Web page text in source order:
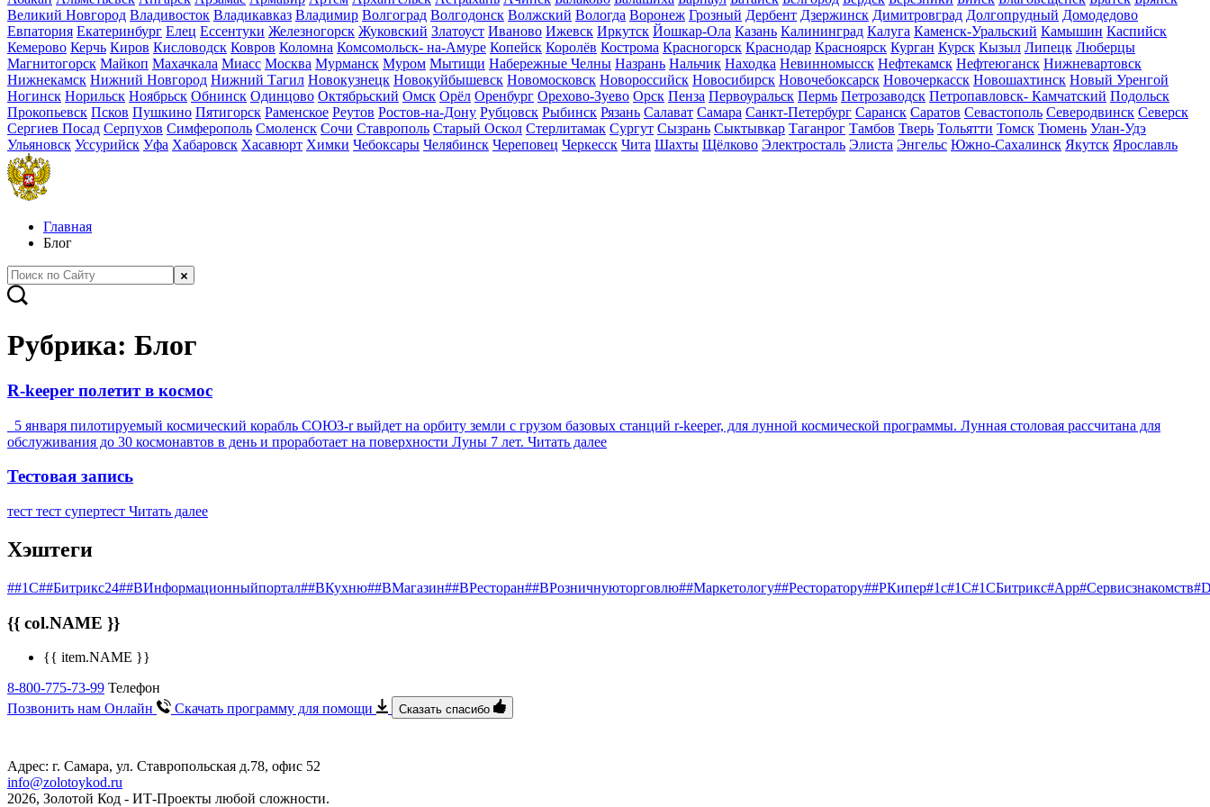
Великий Новгород Владивосток Владикавказ Владимир Волгоград Волгодонск Волжский Вологда Воронеж Грозный Дербент Дзержинск Димитровград Долгопрудный Домодедово
Евпатория Екатеринбург Елец Ессентуки Железногорск Жуковский Златоуст Иваново Ижевск Иркутск Йошкар-Ола Казань Калининград Калуга Каменск-Уральский Камышин Каспийск
Кемерово Керчь Киров Кисловодск Ковров Коломна Комсомольск- на-Амуре Копейск Королёв Кострома Красногорск Краснодар Красноярск Курган Курск Кызыл Липецк Люберцы
Магнитогорск Майкоп Махачкала Миасс Москва Мурманск Муром Мытищи Набережные Челны Назрань Нальчик Находка Невинномысск Нефтекамск Нефтеюганск Нижневартовск
Нижнекамск Нижний Новгород Нижний Тагил Новокузнецк Новокуйбышевск Новомосковск Новороссийск Новосибирск Новочебоксарск Новочеркасск Новошахтинск Новый Уренгой
Ногинск Норильск Ноябрьск Обнинск Одинцово Октябрьский Омск Орёл Оренбург Орехово-Зуево Орск Пенза Первоуральск Пермь Петрозаводск Петропавловск- Камчатский Подольск
Прокопьевск Псков Пушкино Пятигорск Раменское Реутов Ростов-на-Дону Рубцовск Рыбинск Рязань Салават Самара Санкт-Петербург Саранск Саратов Севастополь Северодвинск Северск
Сергиев Посад Серпухов Симферополь Смоленск Сочи Ставрополь Старый Оскол Стерлитамак Сургут Сызрань Сыктывкар Таганрог Тамбов Тверь Тольятти Томск Тюмень Улан-Удэ
Ульяновск Уссурийск Уфа Хабаровск Хасавюрт Химки Чебоксары Челябинск Череповец Черкесск Чита Шахты Щёлково Электросталь Элиста Энгельс Южно-Сахалинск Якутск Ярославль
Главная
Блог
Рубрика: Блог
R-keeper полетит в космос
5 января пилотируемый космический корабль СОЮЗ-r выйдет на орбиту земли с грузом базовых станций r-keeper, для лунной космической программы. Лунная столовая рассчитана для
обслуживания до 30 космонавтов в день и проработает на поверхности Луны 7 лет. Читать далее
Тестовая запись
тест тест супертест Читать далее
Хэштеги
##1С##Битрикс24##ВИнформационныйпортал##ВКухню##ВМагазин##ВРесторан##ВРозничнуюторговлю##Маркетологу##Ресторатору##РКипер#1c#1С#1СБитрикс#App#Cервисзнакомств
{{ col.NAME }}
{{ item.NAME }}
8-800-775-73-99 Телефон
Позвонить нам Онлайн
Скачать программу для помощи Сказать спасибо
Адрес: г. Самара, ул. Ставропольская д.78, офис 52
info@zolotoykod.ru
2026, Золотой Код - ИТ-Проекты любой сложности.